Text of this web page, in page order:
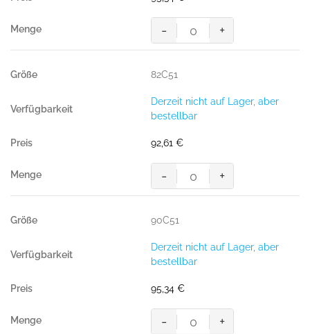
MASCOT® LERIDA BUNDHOSE
Menge
- +
82C51
Derzeit nicht auf Lager, aber
bestellbar
92,61 €
MASCOT® LERIDA BUNDHOSE
Menge
- +
90C51
Derzeit nicht auf Lager, aber
bestellbar
95,34 €
MASCOT® LERIDA BUNDHOSE
- +